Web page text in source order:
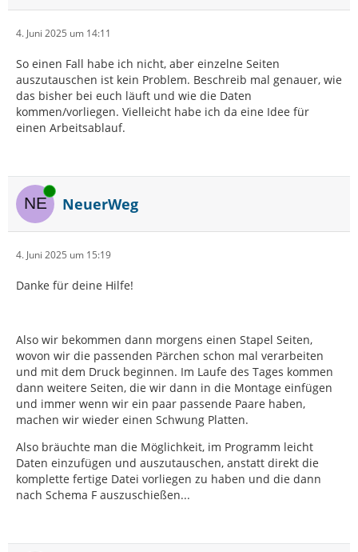
4. Juni 2025 um 14:11
So einen Fall habe ich nicht, aber einzelne Seiten
auszutauschen ist kein Problem. Beschreib mal genauer, wie
das bisher bei euch läuft und wie die Daten
kommen/vorliegen. Vielleicht habe ich da eine Idee für
einen Arbeitsablauf.
Online
NeuerWeg
4. Juni 2025 um 15:19
Danke für deine Hilfe!
Also wir bekommen dann morgens einen Stapel Seiten,
wovon wir die passenden Pärchen schon mal verarbeiten
und mit dem Druck beginnen. Im Laufe des Tages kommen
dann weitere Seiten, die wir dann in die Montage einfügen
und immer wenn wir ein paar passende Paare haben,
machen wir wieder einen Schwung Platten.
Also bräuchte man die Möglichkeit, im Programm leicht
Daten einzufügen und auszutauschen, anstatt direkt die
komplette fertige Datei vorliegen zu haben und die dann
nach Schema F auszuschießen...